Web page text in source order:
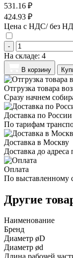
531.16 ₽
424.93 ₽
Цена с НДС/ без
-
На складе: 4
В корзину
Отгрузка товара
Сразу начнем
Доставка по России
По тарифам
Доставка в Москву
Доставка до адреса
Оплата
По выставленному
Другие
Наименование
Бренд
Диаметр øD
Диаметр ød